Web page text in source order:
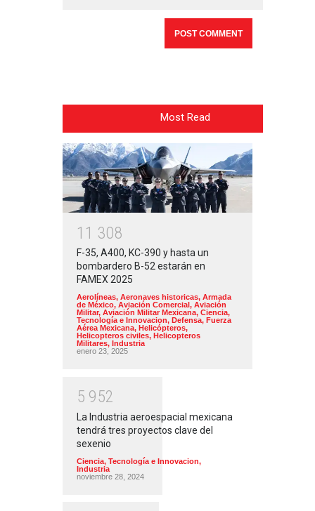
Most Read
1 1 308
F-35, A400, KC-390 y hasta un
bombardero B-52 estarán en
FAMEX 2025
Aerolíneas, Aeronaves historicas, Armada
de México, Aviación Comercial, Aviación
Militar, Aviación Militar Mexicana, Ciencia,
Tecnología e Innovacion, Defensa, Fuerza
Aérea Mexicana, Helicópteros,
Helicopteros civiles, Helicopteros
Militares, Industria
enero 23, 2025
5 952
La Industria aeroespacial mexicana
tendrá tres proyectos clave del
sexenio
Ciencia, Tecnología e Innovacion,
Industria
noviembre 28, 2024